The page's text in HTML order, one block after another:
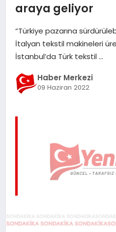
EĞITIM
EKONOMI
MAGAZIN
TEKNOLOJI
araya geliyor
“Türkiye pazarına
İtalyan tekstil makineleri
İstanbul’da Türk tekstil …
Haber Merkezi
09 Haziran 2022